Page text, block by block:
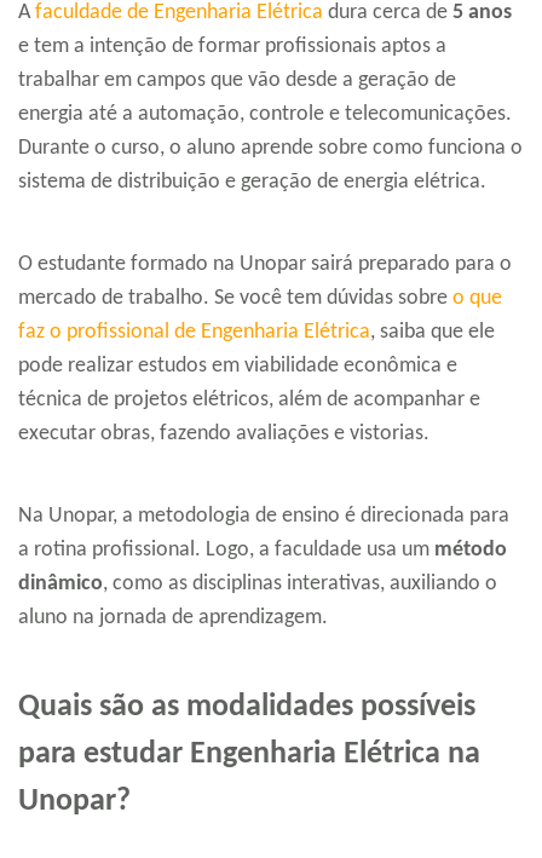
Afaculdade de Engenharia Elétrica dura cerca de 5 anos
e tem a intenção de formar profissionais aptos a
trabalhar em campos que vão desde a geração de
energia até a automação, controle e telecomunicações.
Durante o curso, o aluno aprende sobre como funciona o
sistema de distribuição e geração de energia elétrica.
O estudante formado na Unopar sairá preparado para o
mercado de trabalho. Se você tem dúvidas sobre o que
faz o profissional de Engenharia Elétrica, saiba que ele
pode realizar estudos em viabilidade econômica e
técnica de projetos elétricos, além de acompanhar e
executar obras, fazendo avaliações e vistorias.
Na Unopar, a metodologia de ensino é direcionada para
a rotina profissional. Logo, a faculdade usa um método
dinâmico, como as disciplinas interativas, auxiliando o
aluno na jornada de aprendizagem.
Quais são as modalidades possíveis
para estudar Engenharia Elétrica na
Unopar?